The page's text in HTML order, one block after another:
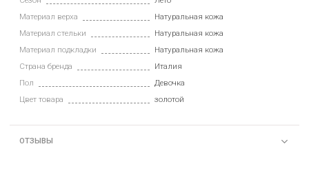
Материал верха
Натуральная кожа
Материал стельки
Натуральная кожа
Материал подкладки
Натуральная кожа
Страна бренда
Италия
Пол
Девочка
Цвет товара
золотой
ОТЗЫВЫ